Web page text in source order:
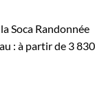
Soca Randonnée
: à partir de 3 830